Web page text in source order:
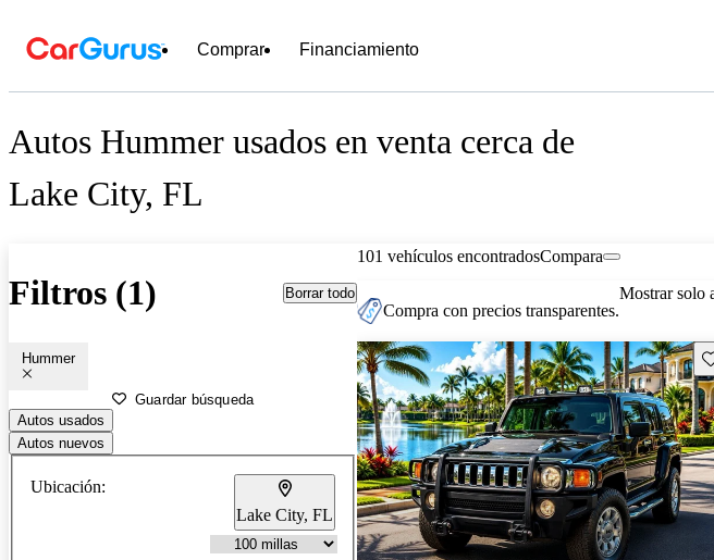
Comprar Financiamiento
Autos Hummer usados en venta cerca de
Lake City, FL
Filtros (1) Borrar todo
Hummer
Guardar búsqueda
Autos usados
Autos nuevos
Ubicación:
Lake City, FL
101 vehículos encontradosCompara
Compra con precios transparentes.
Mostrar solo